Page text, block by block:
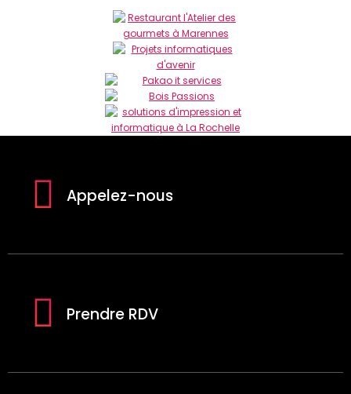
Appelez-nous
Prendre RDV